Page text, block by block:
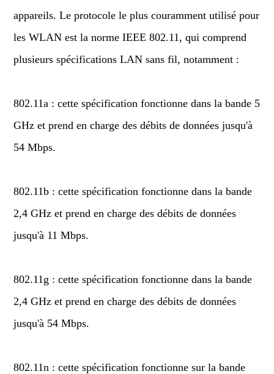
appareils. Le protocole le plus couramment utilisé pour
les WLAN est la norme IEEE 802.11, qui comprend
plusieurs spécifications LAN sans fil, notamment :
802.11a : cette spécification fonctionne dans la bande 5
GHz et prend en charge des débits de données jusqu'à
54 Mbps.
802.11b : cette spécification fonctionne dans la bande
2,4 GHz et prend en charge des débits de données
jusqu'à 11 Mbps.
802.11g : cette spécification fonctionne dans la bande
2,4 GHz et prend en charge des débits de données
jusqu'à 54 Mbps.
802.11n : cette spécification fonctionne sur la bande